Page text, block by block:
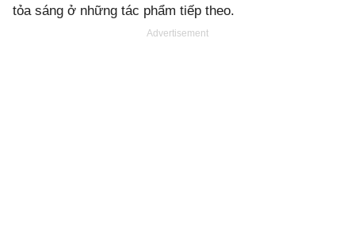
tỏa sáng ở những tác phẩm tiếp theo.
Advertisement